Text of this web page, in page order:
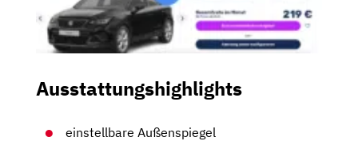
Ausstattungshighlights
einstellbare Außenspiegel